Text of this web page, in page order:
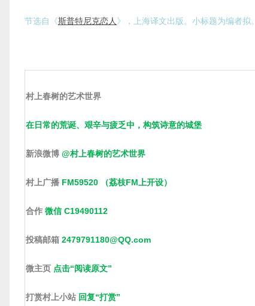
节选自《斯普特尼克恋人 》，上海译文出版。小标题为编者拟。
村上春树的艺术世界
在日常的荒诞、艰辛与疲乏中，构筑诗意的城堡
新浪微博 @村上春树的艺术世界
村上广播 FM59520 （荔枝FM上开设）
合作 微信 C19490112
投稿邮箱 2479791180@QQ.com
微主页 点击“阅读原文”
打赏村上小站 回复“打赏”